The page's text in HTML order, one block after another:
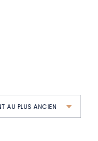
AU PLUS ANCIEN